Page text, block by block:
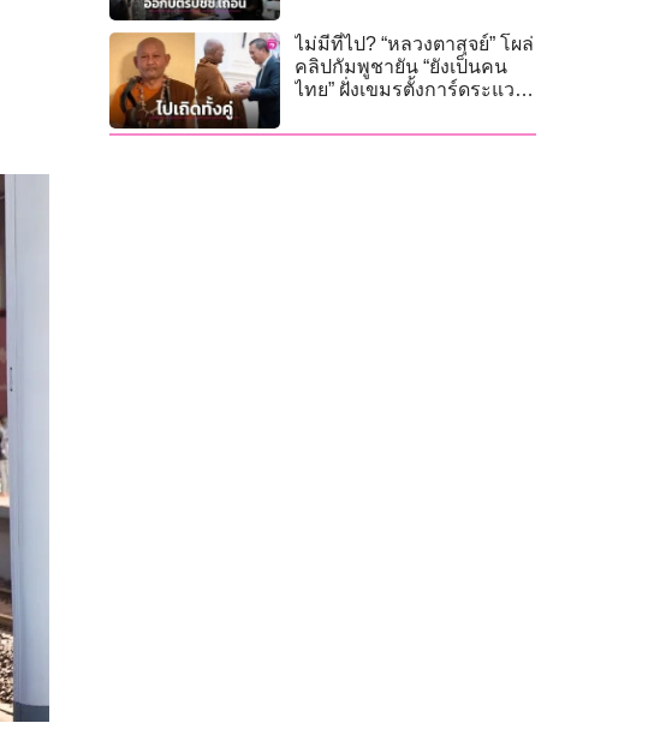
ไม่มีที่ไป? “หลวงตาสุจย์” โผล่
คลิปกัมพูชายัน “ยังเป็นคน
ไทย” ฝั่งเขมรตั้งการ์ดระแวง